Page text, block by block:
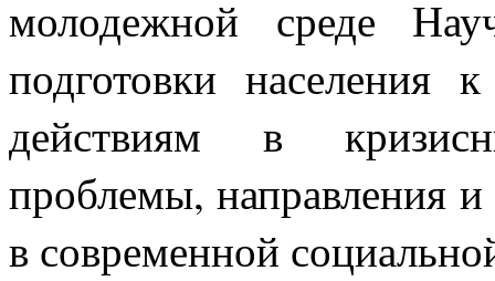
молодежной среде
подготовки
действиям в
проблемы, направления и
в современной